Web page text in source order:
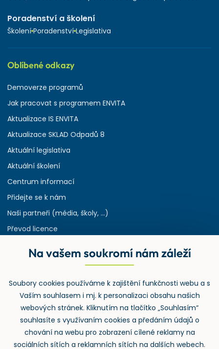
Poradenství a školení
Školení Poradenství Legislativa
Oblíbené odkazy
Demoverze programů
Jak pracovat s programem ENVITA
Aktualizace IS ENVITA
Aktualizace SKLAD Odpadů 8
Aktuální legislativa
Aktuální školení
Centrum informací
Přidejte se k nám
Naši partneři (média, školy, ...)
Převod licence
Rejstřík používaných zkratek v odpadech
Zpětný odběr
Na vašem soukromí nám záleží
Soubory cookies používáme k zajištění funkčnosti webu a s
Vaším souhlasem i mj. k personalizaci obsahu našich
webových stránek. Kliknutím na tlačítko „Souhlasím“
souhlasíte s využívaním cookies a předáním údajů o
chování na webu pro zobrazení cílené reklamy na
sociálních sítích a reklamních sítích na dalších webech.